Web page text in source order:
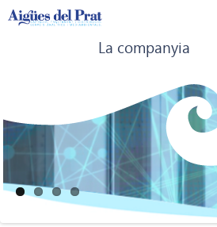
La companyia